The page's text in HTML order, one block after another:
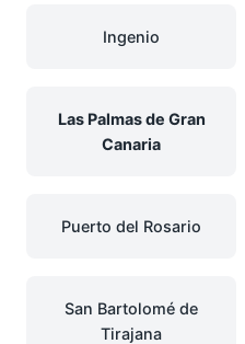
Ingenio
Las Palmas de Gran
Canaria
Puerto del Rosario
San Bartolomé de
Tirajana